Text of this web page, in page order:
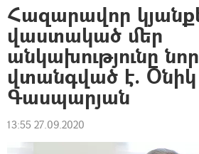
Հազարավոր
վաստակած մեր
անկախությունը
վտանգված է. Օնիկ
Գասպարյան
13:55 27.09.2020